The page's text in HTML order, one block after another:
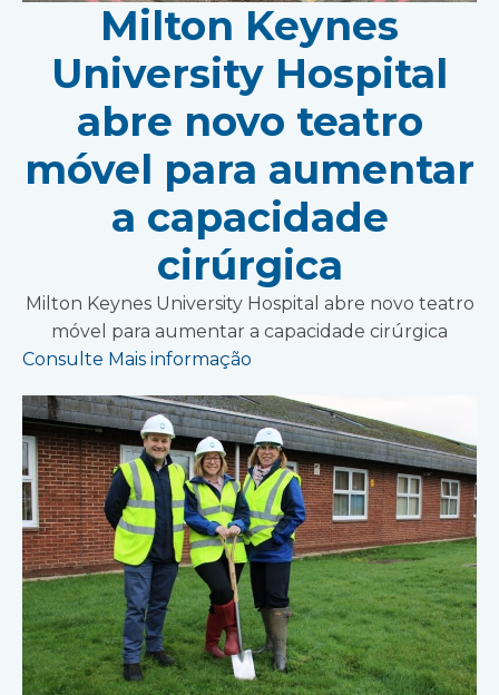
Milton Keynes
University Hospital
abre novo teatro
móvel para aumentar
a capacidade
cirúrgica
Milton Keynes University Hospital abre novo teatro
móvel para aumentar a capacidade cirúrgica
Consulte Mais informação